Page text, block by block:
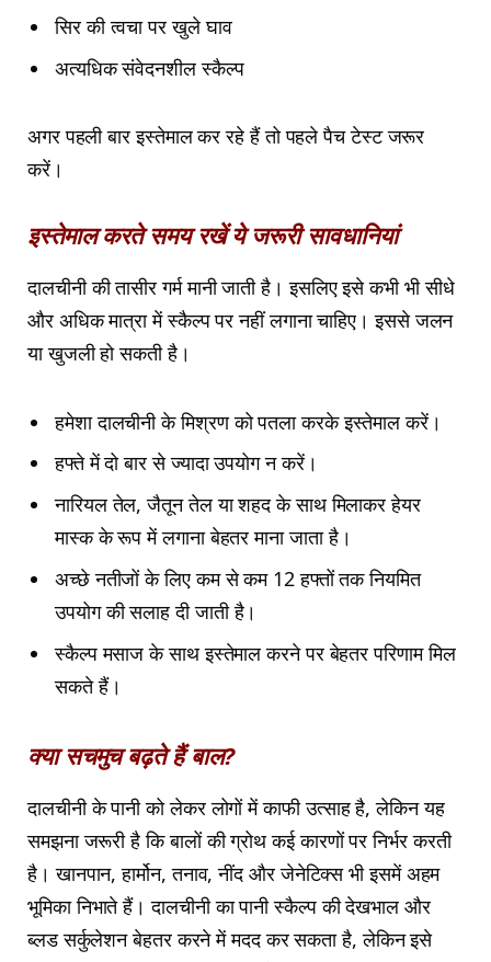
सिर की त्वचा पर खुले घाव
अत्यधिक संवेदनशील स्कैल्प
अगर पहली बार इस्तेमाल कर रहे हैं तो पहले पैच टेस्ट जरूर
करें।
इस्तेमाल करते समय रखें ये जरूरी सावधानियां
दालचीनी की तासीर गर्म मानी जाती है। इसलिए इसे कभी भी सीधे
और अधिक मात्रा में स्कैल्प पर नहीं लगाना चाहिए। इससे जलन
या खुजली हो सकती है।
हमेशा दालचीनी के मिश्रण को पतला करके इस्तेमाल करें।
हफ्ते में दो बार से ज्यादा उपयोग न करें।
नारियल तेल, जैतून तेल या शहद के साथ मिलाकर हेयर
मास्क के रूप में लगाना बेहतर माना जाता है।
अच्छे नतीजों के लिए कम से कम 12 हफ्तों तक नियमित
उपयोग की सलाह दी जाती है।
स्कैल्प मसाज के साथ इस्तेमाल करने पर बेहतर परिणाम मिल
सकते हैं।
क्या सचमुच बढ़ते हैं बाल?
दालचीनी के पानी को लेकर लोगों में काफी उत्साह है, लेकिन यह
समझना जरूरी है कि बालों की ग्रोथ कई कारणों पर निर्भर करती
है। खानपान, हार्मोन, तनाव, नींद और जेनेटिक्स भी इसमें अहम
भूमिका निभाते हैं। दालचीनी का पानी स्कैल्प की देखभाल और
ब्लड सर्कुलेशन बेहतर करने में मदद कर सकता है, लेकिन इसे